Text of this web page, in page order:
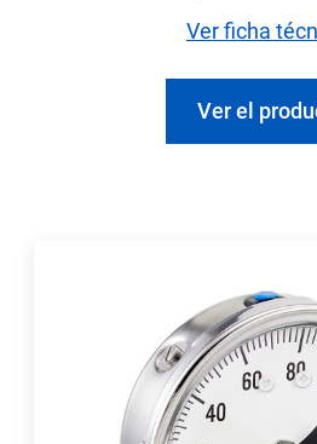
Ver ficha
Ver el